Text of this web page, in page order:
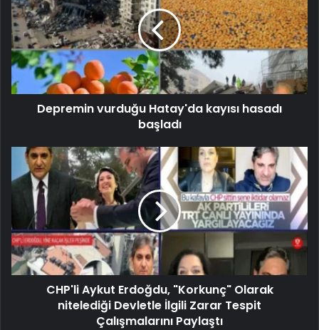
Depremin vurduğu Hatay'da kayısı hasadı
başladı
CHP'li Aykut Erdoğdu, "Korkunç" Olarak
nitelediği Devletle İlgili Zarar Tespit
Çalışmalarını Paylaştı